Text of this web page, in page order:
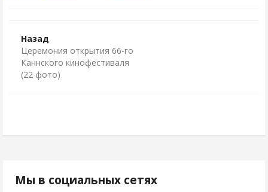
Назад
Церемония открытия 66-го
Каннского кинофестиваля
(22 фото)
Мы в социальных сетях